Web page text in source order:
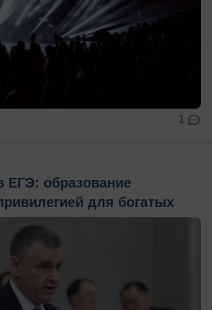
1
ЕГЭ: образование
для богатых